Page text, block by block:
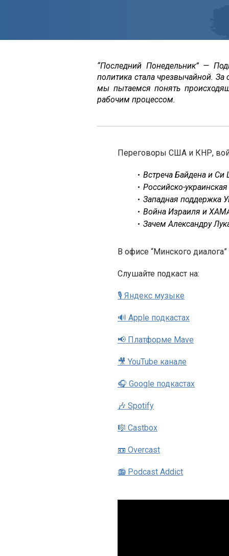
“Последний Понедельник” —
политика стала чрезвычайной.
мы пытаемся понять
рабочим процессом.
Переговоры США и КНР,
Встреча Байдена и
Российско-
Западная поддержка
Война Израиля и
Зачем Александру
В офисе “Минского
Cлушайте подкаст на:
🎙 Яндекс музыке
🔊 Apple подкастах
📢 Платформе Mave
🎥 YouTube канале
🎧 Google подкастах
🎶 Spotify
🎼 Castbox
📼 Overcast
📻 Podcast Addict